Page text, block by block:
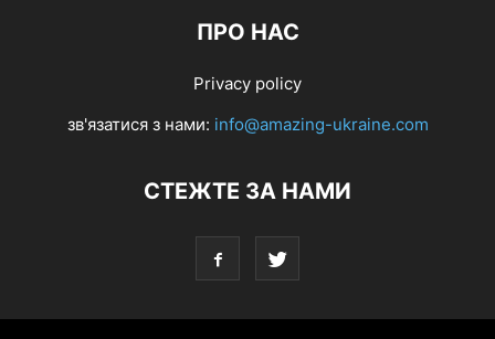
ПРО НАС
Privacy policy
зв'язатися з нами: info@amazing-ukraine.com
СТЕЖТЕ ЗА НАМИ